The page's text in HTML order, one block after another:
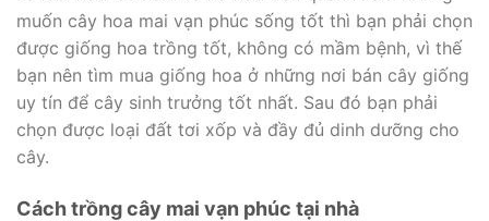
muốn cây hoa mai vạn phúc sống tốt thì bạn phải chọn
được giống hoa trồng tốt, không có mầm bệnh, vì thế
bạn nên tìm mua giống hoa ở những nơi bán cây giống
uy tín để cây sinh trưởng tốt nhất. Sau đó bạn phải
chọn được loại đất tơi xốp và đầy đủ dinh dưỡng cho
cây.
Cách trồng cây mai vạn phúc tại nhà